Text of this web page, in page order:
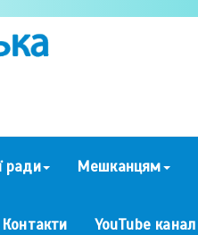
ради Мешканцям
Контакти YouTube канал